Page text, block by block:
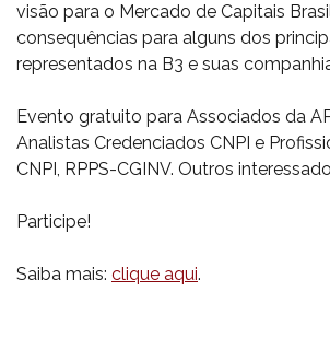
visão para o Mercado de Capitais
consequências para alguns dos
representados na B3 e suas
Evento gratuito para Associados da
Analistas Credenciados CNPI e
CNPI, RPPS-CGINV. Outros
Participe!
Saiba mais: clique aqui.